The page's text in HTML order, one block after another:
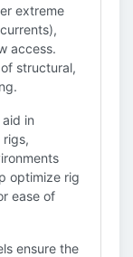
extreme
access.
structural,
aid in
optimize rig
ease of
ensure the